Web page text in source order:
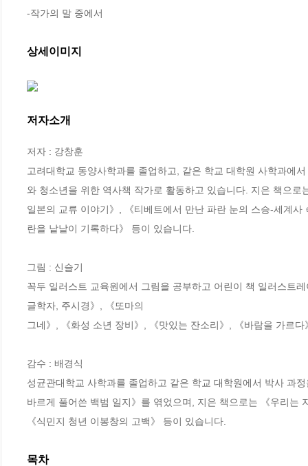
-작가의 말 중에서
상세이미지
저자소개
저자 : 강창훈
고려대학교 동양사학과를 졸업하고, 같은 학교 대학원 사학과에
와 청소년을 위한 역사책 작가로 활동하고 있습니다. 지은 책으
일본의 교류 이야기》, 《티베트에서 만난 파란 눈의 스승-세계
란을 낱낱이 기록하다》 등이 있습니다.
그림 : 신슬기
꼭두 일러스트 교육원에서 그림을 공부하고 어린이 책 일러스트
글학자, 주시경》, 《또마의
그네》, 《화성 소년 장비》, 《맛있는 잔소리》, 《바람을 가르
감수 : 배경식
성균관대학교 사학과를 졸업하고 같은 학교 대학원에서 박사 과
바르게 풀어쓴 백범 일지》를 엮었으며, 지은 책으로는 《우리
《식민지 청년 이봉창의 고백》 등이 있습니다.
목차